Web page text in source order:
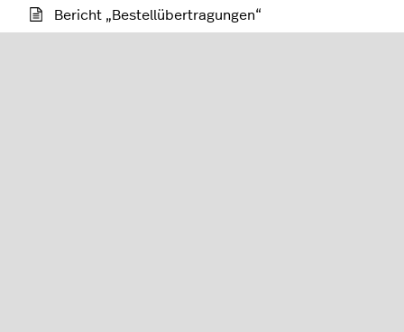
Bericht „Bestellübertragungen“